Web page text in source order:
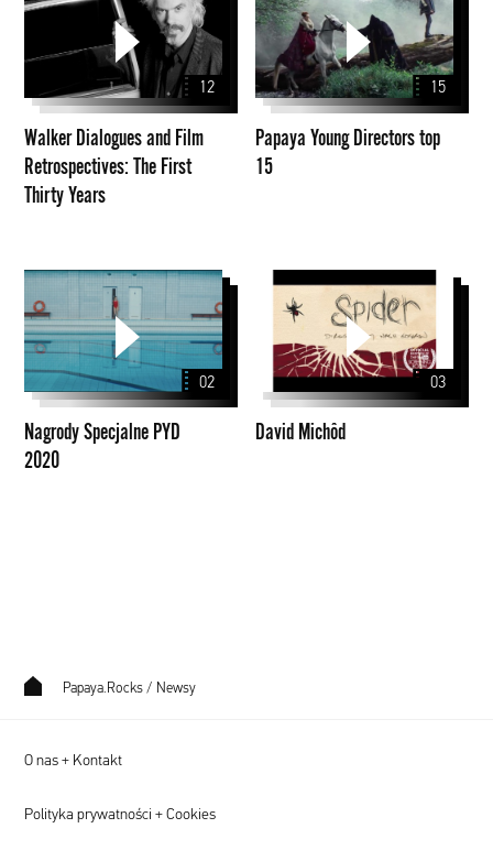
Dialogues
Film
Retrospectives:
First
Thirty
Years
12
Walker Dialogues and Film
Retrospectives: The First
Thirty Years
Young
Directors
top
15
15
Papaya Young Directors top
15
Nagrody
Specjalne
PYD
02
Nagrody Specjalne PYD
2020
David
Michôd
03
David Michôd
Papaya.Rocks / Newsy
O nas + Kontakt
Polityka prywatności + Cookies